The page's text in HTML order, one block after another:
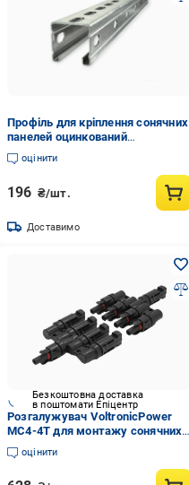
Профіль для кріплення сонячних
панелей оцинкований
41х41х10х1,4х800 мм (00199)
оцінити
196 ₴/шт.
Доставимо
Безкоштовна доставка
в поштомати Епіцентр
Розгалужувач VoltronicPower
MC4-4T для монтажу сонячних
систем 30 A 1000 В (2983440753)
оцінити